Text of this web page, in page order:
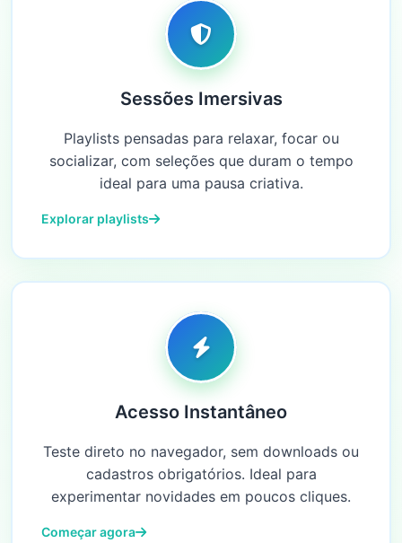
Sessões Imersivas
Playlists pensadas para relaxar, focar ou
socializar, com seleções que duram o tempo
ideal para uma pausa criativa.
Explorar playlists
Acesso Instantâneo
Teste direto no navegador, sem downloads ou
cadastros obrigatórios. Ideal para
experimentar novidades em poucos cliques.
Começar agora